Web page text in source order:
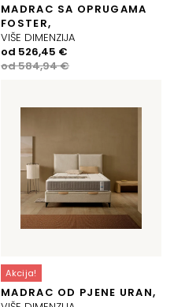
MADRAC SA OPRUGAMA
FOSTER,
VIŠE DIMENZIJA
od584,94€
Izvorna
cijena
584,94 €.
od 526,45 €
Trenutna
cijena
Akcija!
MADRAC OD PJENE URAN,